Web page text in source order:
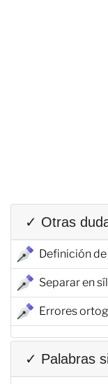
✓ Otras
Definición
Separar en
Errores
✓ Palabras